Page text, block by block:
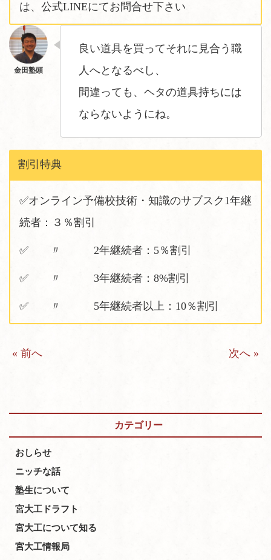
は、公式LINEにてお問合せ下さい
良い道具を買ってそれに見合う職
人へとなるべし、
間違っても、ヘタの道具持ちには
ならないようにね。
割引特典
✅オンライン予備校技術・知識のサブスク1年継
続者：３％割引
✅ 〃 2年継続者：5％割引
✅ 〃 3年継続者：8%割引
✅ 〃 5年継続者以上：10％割引
« 前へ 次へ »
カテゴリー
おしらせ
ニッチな話
塾生について
宮大工ドラフト
宮大工について知る
宮大工情報局